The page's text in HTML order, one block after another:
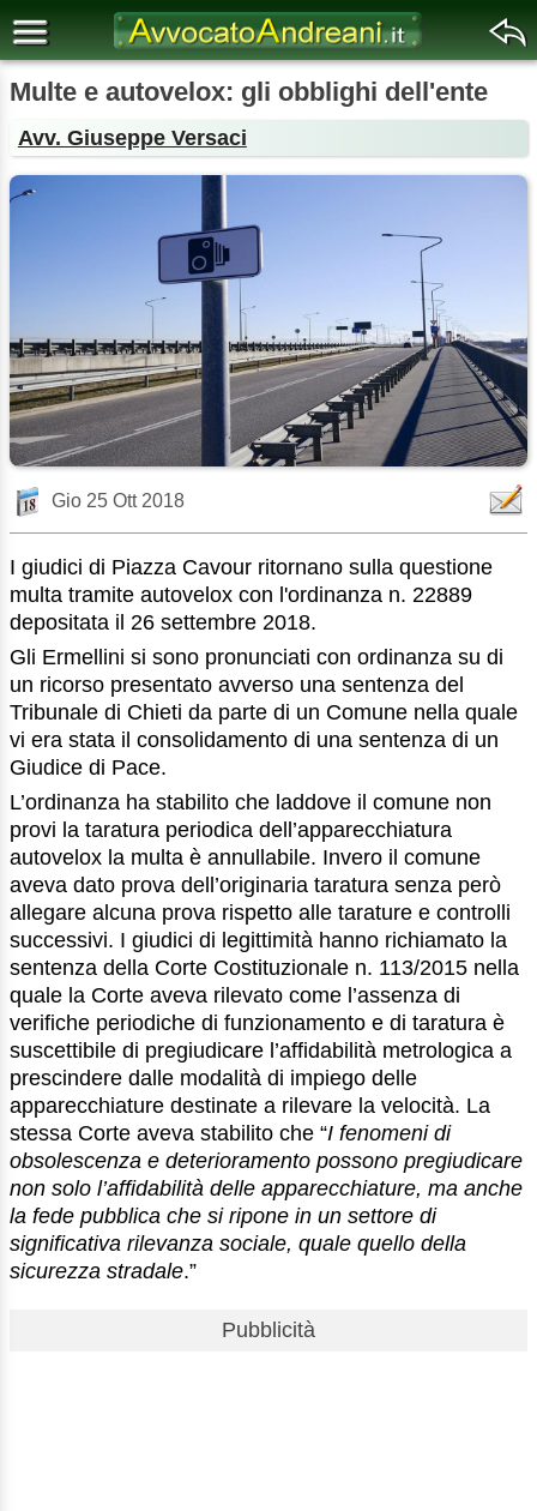
Multe e autovelox: gli obblighi dell'ente
Avv. Giuseppe Versaci
Gio 25 Ott 2018
I giudici di Piazza Cavour ritornano sulla questione
multa tramite autovelox con l'ordinanza n. 22889
depositata il 26 settembre 2018.
Gli Ermellini si sono pronunciati con ordinanza su di
un ricorso presentato avverso una sentenza del
Tribunale di Chieti da parte di un Comune nella quale
vi era stata il consolidamento di una sentenza di un
Giudice di Pace.
L’ordinanza ha stabilito che laddove il comune non
provi la taratura periodica dell’apparecchiatura
autovelox la multa è annullabile. Invero il comune
aveva dato prova dell’originaria taratura senza però
allegare alcuna prova rispetto alle tarature e controlli
successivi. I giudici di legittimità hanno richiamato la
sentenza della Corte Costituzionale n. 113/2015 nella
quale la Corte aveva rilevato come l’assenza di
verifiche periodiche di funzionamento e di taratura è
suscettibile di pregiudicare l’affidabilità metrologica a
prescindere dalle modalità di impiego delle
apparecchiature destinate a rilevare la velocità. La
stessa Corte aveva stabilito che “I fenomeni di
obsolescenza e deterioramento possono pregiudicare
non solo l’affidabilità delle apparecchiature, ma anche
la fede pubblica che si ripone in un settore di
significativa rilevanza sociale, quale quello della
sicurezza stradale.”
Pubblicità